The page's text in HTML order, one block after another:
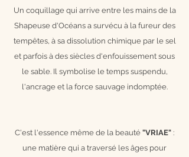
Un coquillage qui arrive entre les mains de la
Shapeuse d'Océans a survécu à la fureur des
tempêtes, à sa dissolution chimique par le sel
et parfois à des siècles d'enfouissement sous
le sable. Il symbolise le temps suspendu,
l'ancrage et la force sauvage indomptée.
C'est l'essence même de la beauté "VRIAE" :
une matière qui a traversé les âges pour